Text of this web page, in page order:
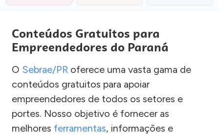
Conteúdos Gratuitos para
Empreendedores do Paraná
O Sebrae/PR oferece uma vasta gama de
conteúdos gratuitos para apoiar
empreendedores de todos os setores e
portes. Nosso objetivo é fornecer as
melhores ferramentas, informações e